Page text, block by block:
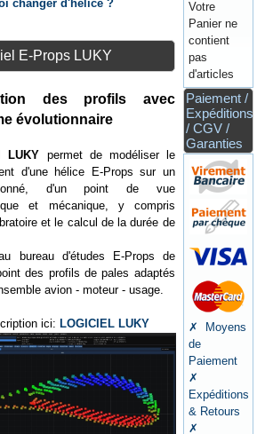
changer d'hélice ?
E-Props LUKY
des profils avec
évolutionnaire
LUKY permet de modéliser le
d'une hélice E-Props sur un
d'un point de vue
et mécanique, y compris
et le calcul de la durée de
bureau d'études E-Props de
des profils de pales adaptés
avion - moteur - usage.
ici: LOGICIEL LUKY
Votre
Panier ne
contient
pas
d'articles
Paiement /
Expéditions
/ CGV /
Garanties
✗ Moyens
de
Paiement
✗
Expéditions
& Retours
✗